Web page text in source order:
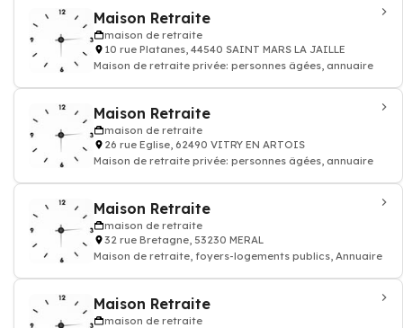
Maison Retraite
maison de retraite
10 rue Platanes, 44540 SAINT MARS LA JAILLE
Maison de retraite privée: personnes âgées, annuaire
Maison Retraite
maison de retraite
26 rue Eglise, 62490 VITRY EN ARTOIS
Maison de retraite privée: personnes âgées, annuaire
Maison Retraite
maison de retraite
32 rue Bretagne, 53230 MERAL
Maison de retraite, foyers-logements publics, Annuaire
Maison Retraite
maison de retraite